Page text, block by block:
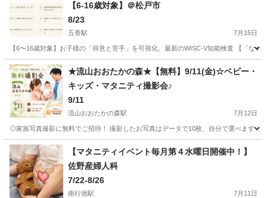
【6-16歳対象】＠松戸市
8/23
五香駅 7月15日
【6〜16歳対象】お子様の「得意と苦手」を可視化。最新のWISC-V知能検査 【「な
千葉 松戸市 五香駅 育児
★流山おおたかの森★【無料】9/11(金)☆ベビー・
キッズ・マタニティ撮影会♪
9/11
流山おおたかの森駅 7月12日
◎家族写真撮影に無料でご招待！ 撮影したお写真はデータで10枚、自分で選べま
千葉 流山市 流山おおたかの森駅 育児 お金
【マタニティイベント毎月第４水曜日開催中！】
佐野産婦人科
7/22-8/26
南行徳駅 7月11日